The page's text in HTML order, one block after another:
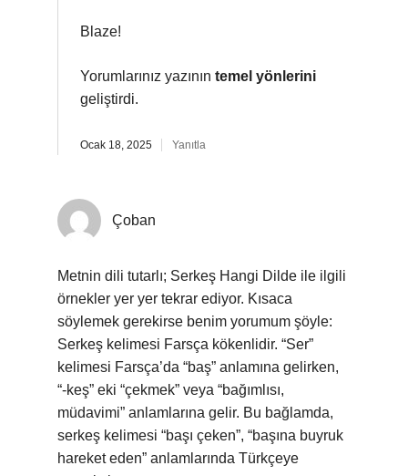
Blaze!
Yorumlarınız yazının temel yönlerini
geliştirdi.
Ocak 18, 2025 Yanıtla
Çoban
Metnin dili tutarlı; Serkeş Hangi Dilde ile ilgili
örnekler yer yer tekrar ediyor. Kısaca
söylemek gerekirse benim yorumum şöyle:
Serkeş kelimesi Farsça kökenlidir. “Ser”
kelimesi Farsça’da “baş” anlamına gelirken,
“-keş” eki “çekmek” veya “bağımlısı,
müdavimi” anlamlarına gelir. Bu bağlamda,
serkeş kelimesi “başı çeken”, “başına buyruk
hareket eden” anlamlarında Türkçeye